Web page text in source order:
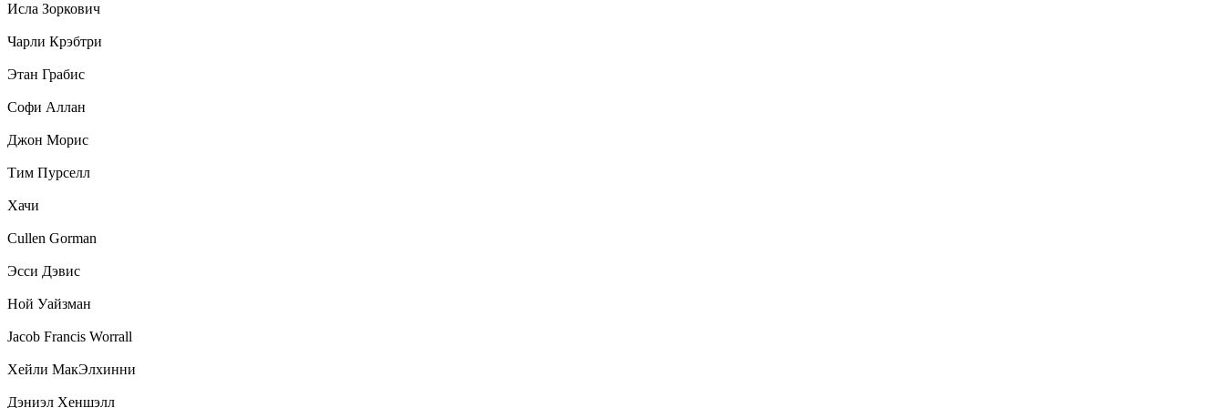
Исла Зоркович
Чарли Крэбтри
Этан Грабис
Софи Аллан
Джон Морис
Тим Пурселл
Хачи
Cullen Gorman
Эсси Дэвис
Ной Уайзман
Jacob Francis Worrall
Хейли МакЭлхинни
Дэниэл Хеншэлл